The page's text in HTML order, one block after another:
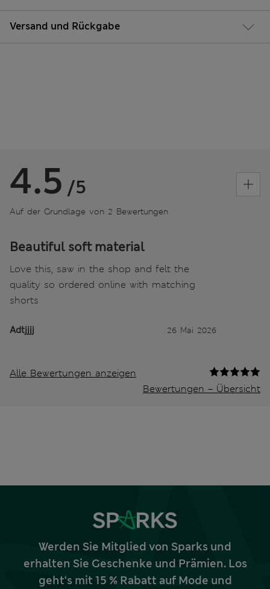
Versand und Rückgabe
4.5 /5
Auf der Grundlage von 2 Bewertungen
Beautiful soft material
Love this, saw in the shop and felt the
quality so ordered online with matching
shorts
Adtjjjj 26 Mai 2026
Alle Bewertungen anzeigen
Bewertungen – Übersicht
Werden Sie Mitglied von Sparks und
erhalten Sie Geschenke und Prämien. Los
geht‘s mit 15 % Rabatt auf Mode und